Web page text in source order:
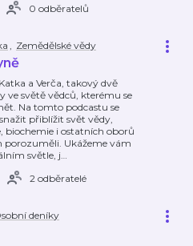
0 odběratelů
, Zemědělské vědy
a Verča, takový dvě
ve světě vědců, kterému se
Na tomto podcastu se
přiblížit svět vědy,
biochemie i ostatních oborů
porozuměli. Ukážeme vám
světle, j…
2 odběratelé
deníky